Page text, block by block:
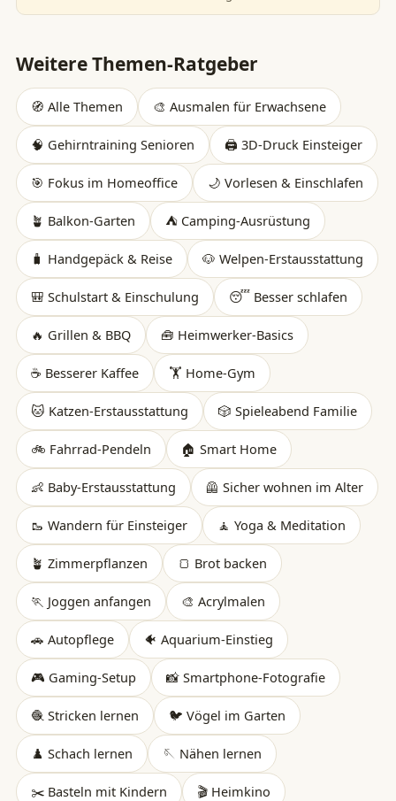
Weitere Themen-Ratgeber
🧭 Alle Themen 🎨 Ausmalen für Erwachsene
🧠 Gehirntraining Senioren 🖨️ 3D-Druck Einsteiger
🎯 Fokus im Homeoffice 🌙 Vorlesen & Einschlafen
🪴 Balkon-Garten ⛺ Camping-Ausrüstung
🧳 Handgepäck & Reise 🐶 Welpen-Erstausstattung
🎒 Schulstart & Einschulung 😴 Besser schlafen
🔥 Grillen & BBQ 🧰 Heimwerker-Basics
☕ Besserer Kaffee 🏋️ Home-Gym
🐱 Katzen-Erstausstattung 🎲 Spieleabend Familie
🚲 Fahrrad-Pendeln 🏠 Smart Home
👶 Baby-Erstausstattung 🦺 Sicher wohnen im Alter
🥾 Wandern für Einsteiger 🧘 Yoga & Meditation
🪴 Zimmerpflanzen 🍞 Brot backen
🏃 Joggen anfangen 🎨 Acrylmalen
🚗 Autopflege 🐠 Aquarium-Einstieg
🎮 Gaming-Setup 📸 Smartphone-Fotografie
🧶 Stricken lernen 🐦 Vögel im Garten
♟️ Schach lernen 🪡 Nähen lernen
✂️ Basteln mit Kindern 🎬 Heimkino